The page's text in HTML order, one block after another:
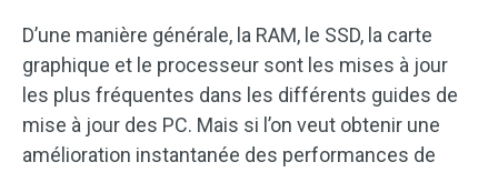
D’une manière générale, la RAM, le SSD, la carte
graphique et le processeur sont les mises à jour
les plus fréquentes dans les différents guides de
mise à jour des PC. Mais si l’on veut obtenir une
amélioration instantanée des performances de